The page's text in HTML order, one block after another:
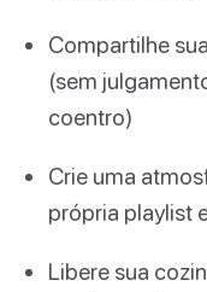
Compartilhe
(sem
coentro)
Crie uma
própria playlist
Libere sua